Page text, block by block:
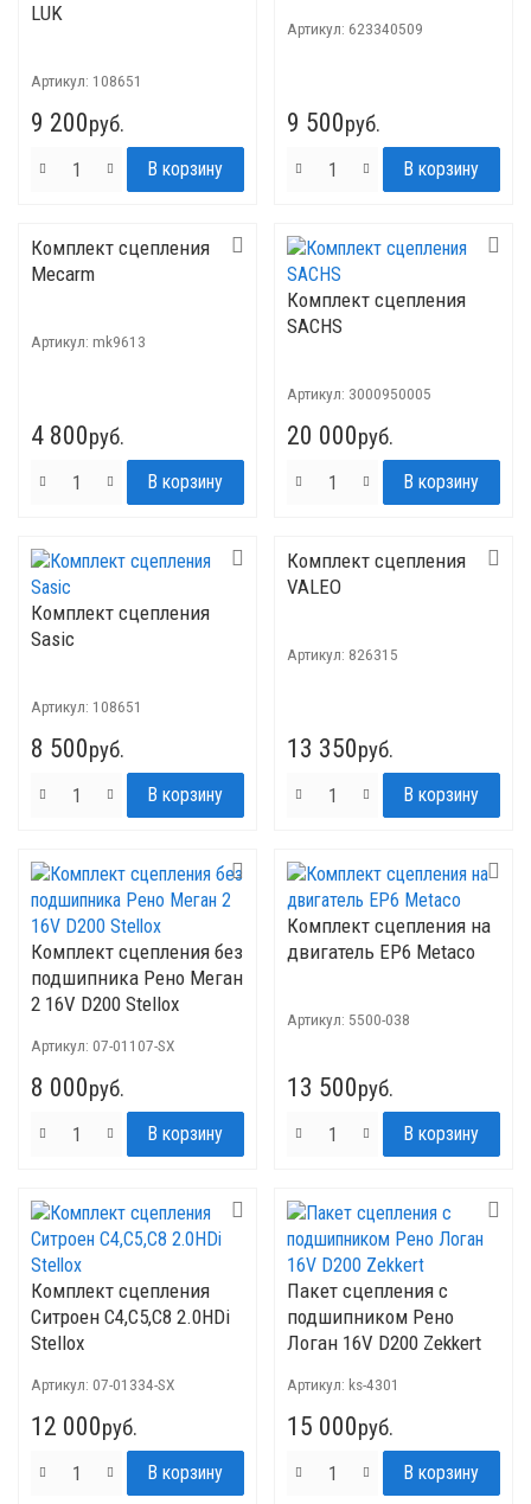
LUK
Артикул: 108651
9 200руб.
Артикул: 623340509
9 500руб.
Комплект сцепления
Mecarm
Артикул: mk9613
4 800руб.
Комплект сцепления
SACHS
Артикул: 3000950005
20 000руб.
Комплект сцепления
Sasic
Артикул: 108651
8 500руб.
Комплект сцепления
VALEO
Артикул: 826315
13 350руб.
Комплект сцепления без
подшипника Рено Меган
2 16V D200 Stellox
Артикул: 07-01107-SX
8 000руб.
Комплект сцепления на
двигатель EP6 Metaco
Артикул: 5500-038
13 500руб.
Комплект сцепления
Ситроен C4,C5,C8 2.0HDi
Stellox
Артикул: 07-01334-SX
12 000руб.
Пакет сцепления с
подшипником Рено
Логан 16V D200 Zekkert
Артикул: ks-4301
15 000руб.